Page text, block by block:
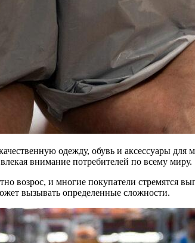
одежду, обувь и аксессуары
внимание потребителей по всему миру.
возрос, и многие покупатели стремятся
вызывать определенные сложности.